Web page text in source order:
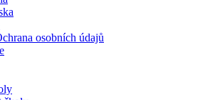
osobních údajů